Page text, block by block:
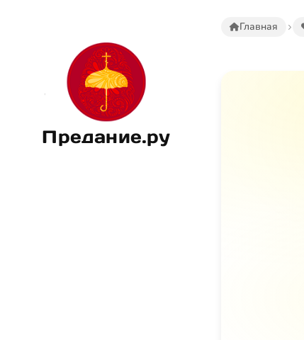
Предание.ру
Главная